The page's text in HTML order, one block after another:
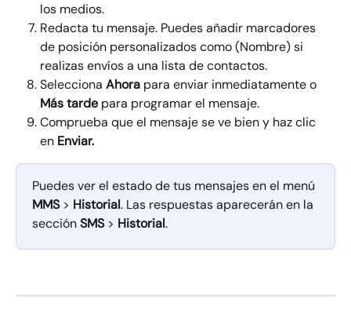
los medios.
Redacta tu mensaje. Puedes añadir marcadores
de posición personalizados como (Nombre) si
realizas envíos a una lista de contactos.
Selecciona Ahora para enviar inmediatamente o
Más tarde para programar el mensaje.
Comprueba que el mensaje se ve bien y haz clic
en Enviar.
Puedes ver el estado de tus mensajes en el menú
MMS > Historial. Las respuestas aparecerán en la
sección SMS > Historial.